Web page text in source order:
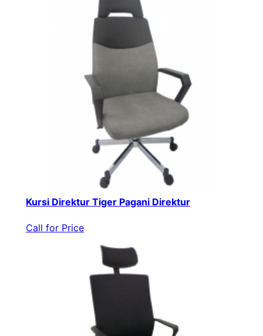
Kursi Direktur Tiger Pagani Direktur
Call for Price